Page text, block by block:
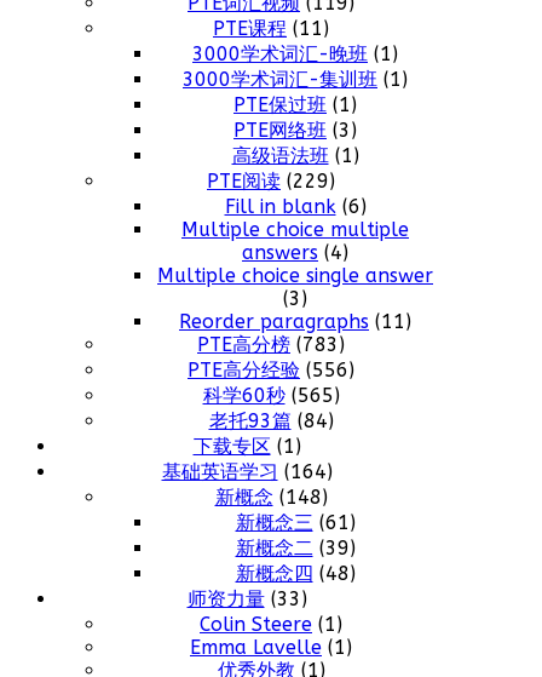
PTE课程 (11)
3000学术词汇-晚班 (1)
3000学术词汇-集训班 (1)
PTE保过班 (1)
PTE网络班 (3)
高级语法班(1)
PTE阅读 (229)
Fill in blank(6)
Multiple choice multiple
answers (4)
Multiple choice single answer
(3)
Reorder paragraphs (11)
PTE高分榜 (783)
PTE高分经验 (556)
科学60秒(565)
老托93篇 (84)
下载专区 (1)
基础英语学习 (164)
新概念 (148)
新概念三 (61)
新概念二(39)
新概念四 (48)
师资力量(33)
Colin Steere (1)
Emma Lavelle (1)
优秀外教 (1)